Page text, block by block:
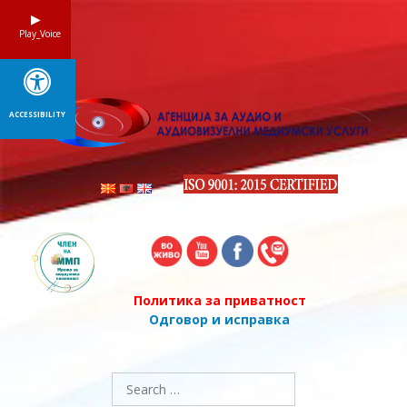
Политика за приватност
Одговор и исправка
Search
for:
Play_Voice
ACCESSIBILITY